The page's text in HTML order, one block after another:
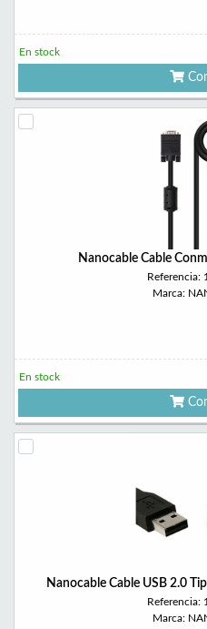
En stock
Nanocable Cable
Referencia:
Marca:
En stock
Nanocable Cable USB 2.0
Referencia:
Marca: